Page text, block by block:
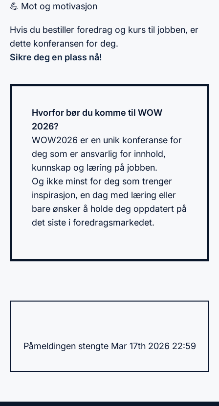
💪 Mot og motivasjon
Hvis du bestiller foredrag og kurs til jobben, er
dette konferansen for deg.
Sikre deg en plass nå!
Hvorfor bør du komme til WOW
2026?
WOW2026 er en unik konferanse for
deg som er ansvarlig for innhold,
kunnskap og læring på jobben.
Og ikke minst for deg som trenger
inspirasjon, en dag med læring eller
bare ønsker å holde deg oppdatert på
det siste i foredragsmarkedet.
Påmeldingen stengte Mar 17th 2026 22:59